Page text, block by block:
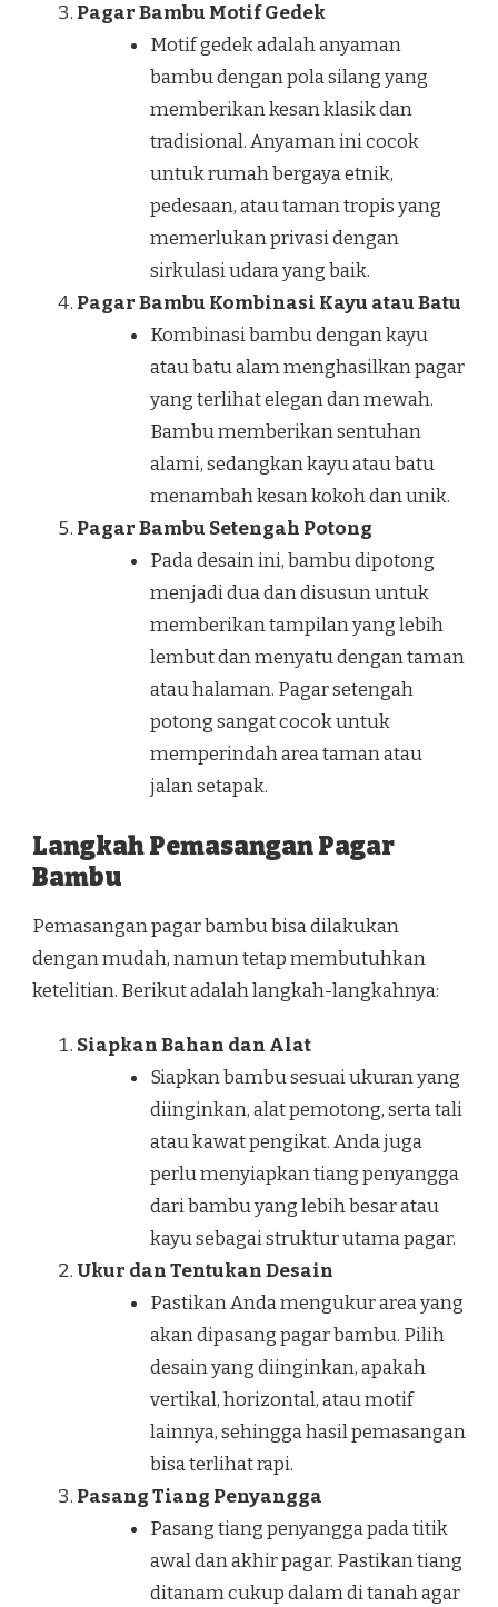
Pagar Bambu Motif Gedek
Motif gedek adalah anyaman
bambu dengan pola silang yang
memberikan kesan klasik dan
tradisional. Anyaman ini cocok
untuk rumah bergaya etnik,
pedesaan, atau taman tropis yang
memerlukan privasi dengan
sirkulasi udara yang baik.
Pagar Bambu Kombinasi Kayu atau Batu
Kombinasi bambu dengan kayu
atau batu alam menghasilkan pagar
yang terlihat elegan dan mewah.
Bambu memberikan sentuhan
alami, sedangkan kayu atau batu
menambah kesan kokoh dan unik.
Pagar Bambu Setengah Potong
Pada desain ini, bambu dipotong
menjadi dua dan disusun untuk
memberikan tampilan yang lebih
lembut dan menyatu dengan taman
atau halaman. Pagar setengah
potong sangat cocok untuk
memperindah area taman atau
jalan setapak.
Langkah Pemasangan Pagar
Bambu
Pemasangan pagar bambu bisa dilakukan
dengan mudah, namun tetap membutuhkan
ketelitian. Berikut adalah langkah-langkahnya:
Siapkan Bahan dan Alat
Siapkan bambu sesuai ukuran yang
diinginkan, alat pemotong, serta tali
atau kawat pengikat. Anda juga
perlu menyiapkan tiang penyangga
dari bambu yang lebih besar atau
kayu sebagai struktur utama pagar.
Ukur dan Tentukan Desain
Pastikan Anda mengukur area yang
akan dipasang pagar bambu. Pilih
desain yang diinginkan, apakah
vertikal, horizontal, atau motif
lainnya, sehingga hasil pemasangan
bisa terlihat rapi.
Pasang Tiang Penyangga
Pasang tiang penyangga pada titik
awal dan akhir pagar. Pastikan tiang
ditanam cukup dalam di tanah agar